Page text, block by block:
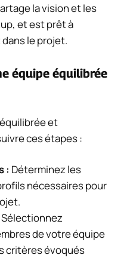
la vision et les
et est prêt à
le projet.
équipe équilibrée
et
ces étapes :
: Déterminez les
nécessaires pour
Sélectionnez
de votre équipe
critères évoqués